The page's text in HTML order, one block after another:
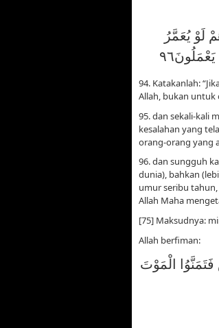
لَوْ يُعَمَّرُ
94. Katakanlah:
Allah, bukan untuk
95. dan sekali-kali
kesalahan yang
orang-orang yang
96. dan sungguh
dunia), bahkan
umur seribu
Allah Maha
[75] Maksudnya:
Allah berfiman:
فَتَمَنَّوُا الْمَوْتَ